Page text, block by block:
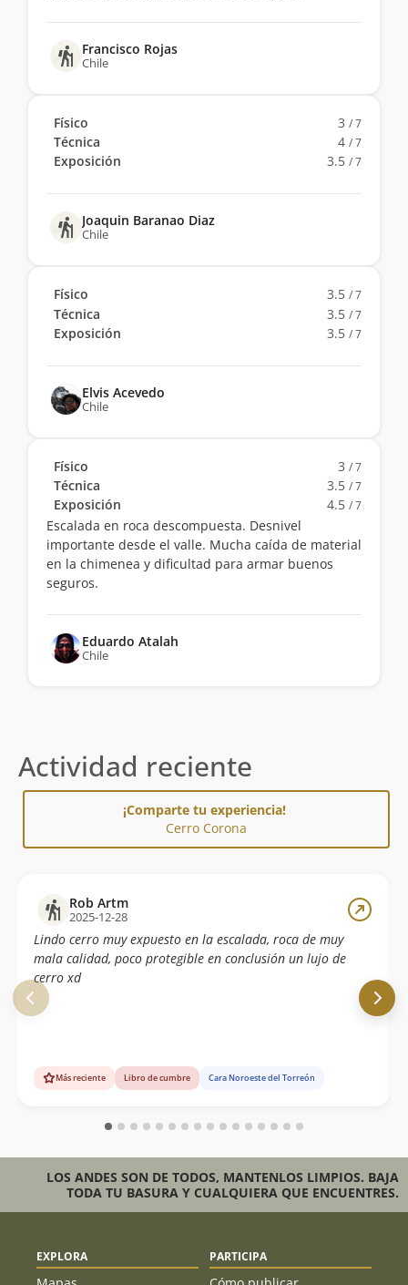
Francisco Rojas
Chile
Físico 3 / 7
Técnica 4 / 7
Exposición 3.5 / 7
Joaquin Baranao Diaz
Chile
Físico 3.5 / 7
Técnica 3.5 / 7
Exposición 3.5 / 7
Elvis Acevedo
Chile
Físico 3 / 7
Técnica 3.5 / 7
Exposición 4.5 / 7
Escalada en roca descompuesta. Desnivel
importante desde el valle. Mucha caída de material
en la chimenea y dificultad para armar buenos
seguros.
Eduardo Atalah
Chile
Actividad reciente
¡Comparte tu experiencia!
Cerro Corona
Rob Artm
2025-12-28
Lindo cerro muy expuesto en la escalada, roca de muy
mala calidad, poco protegible en conclusión un lujo de
cerro xd
Más reciente Libro de cumbre Cara Noroeste del Torreón
LOS ANDES SON DE TODOS, MANTENLOS LIMPIOS. BAJA
TODA TU BASURA Y CUALQUIERA QUE ENCUENTRES.
EXPLORA PARTICIPA